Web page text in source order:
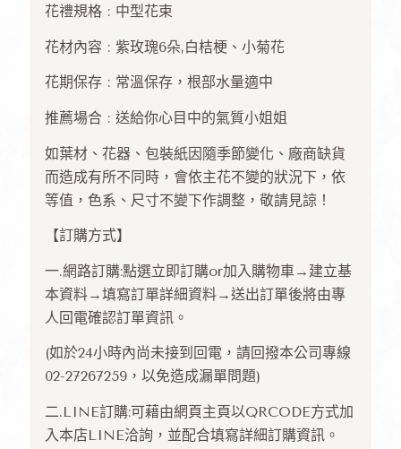
花禮規格 : 中型花束
花材內容 : 紫玫瑰6朵,白桔梗、小菊花
花期保存 : 常溫保存，根部水量適中
推薦場合 : 送給你心目中的氣質小姐姐
如葉材、花器、包裝紙因隨季節變化、廠商缺貨
而造成有所不同時，會依主花不變的狀況下，依
等值，色系、尺寸不變下作調整，敬請見諒！
【訂購方式】
一.網路訂購:點選立即訂購or加入購物車→建立基
本資料→填寫訂單詳細資料→送出訂單後將由專
人回電確認訂單資訊。
(如於24小時內尚未接到回電，請回撥本公司專線
02-27267259，以免造成漏單問題)
二.LINE訂購:可藉由網頁主頁以QRCODE方式加
入本店LINE洽詢，並配合填寫詳細訂購資訊。